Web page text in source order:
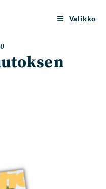
Valikko